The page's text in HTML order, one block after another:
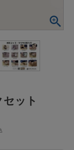
ット